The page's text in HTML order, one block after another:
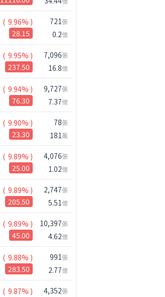
( 9.96% )
28.15
721張
0.2億
( 9.95% )
237.50
7,096張
16.8億
( 9.94% )
76.30
9,727張
7.37億
( 9.90% )
23.30
78張
181萬
( 9.89% )
25.00
4,076張
1.02億
( 9.89% )
205.50
2,747張
5.51億
( 9.89% )
45.00
10,397張
4.62億
( 9.88% )
283.50
991張
2.77億
( 9.87% ) 4,352張